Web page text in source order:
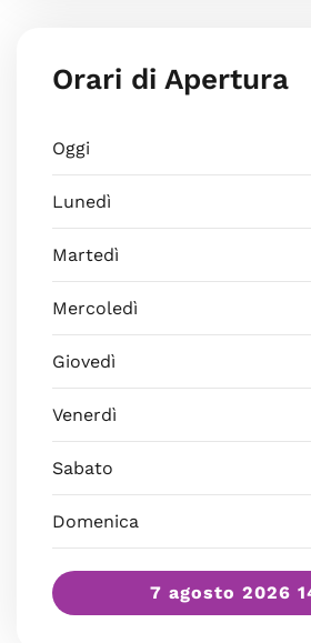
Orari di Apertura
Oggi
Lunedì
Martedì
Mercoledì
Giovedì
Venerdì
Sabato
Domenica
7 agosto 2026